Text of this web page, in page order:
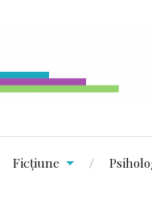
Ficțiune